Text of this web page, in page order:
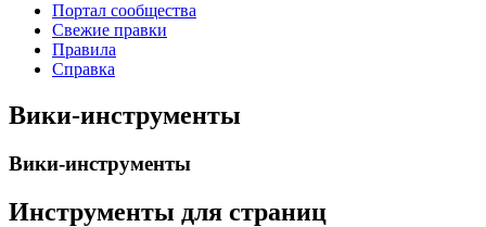
Портал сообщества
Свежие правки
Правила
Справка
Вики-инструменты
Вики-инструменты
Инструменты для страниц